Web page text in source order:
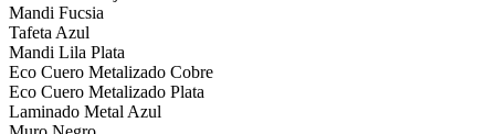
Mandi Fucsia
Tafeta Azul
Mandi Lila Plata
Eco Cuero Metalizado Cobre
Eco Cuero Metalizado Plata
Laminado Metal Azul